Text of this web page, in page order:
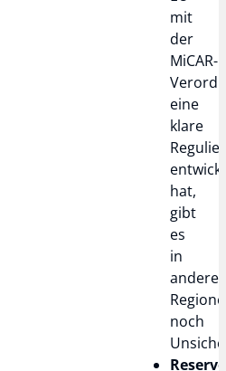
mit
der
MiCAR-
eine
klare
hat,
gibt
es
in
noch